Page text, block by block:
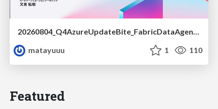
20260804_Q4AzureUpdateBite_FabricDataAgentの精度を高める設計.pdf
matayuuu
1 110
Featured